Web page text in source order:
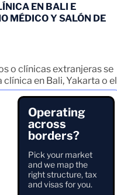
Operating
across
borders?
Pick your market
and we map the
right structure, tax
and visas for you.
EN BALI E
MÉDICO Y SALÓN DE
o clínicas extranjeras se
en Bali, Yakarta o el